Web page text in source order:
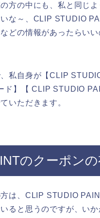
方の中にも、私と同じ
な～、CLIP STUDIO
どの情報があったらい
私自身が【CLIP
ド】【 CLIP STUDIO
いただきます。
のクーポン
は、CLIP STUDIO
ると思うのですが、いか